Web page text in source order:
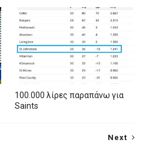
100.000 λίρες παραπάνω για
Saints
Next